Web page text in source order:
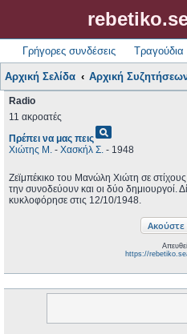
Γρήγορες συνδέσεις Τραγούδια
Αρχική Σελίδα Αρχική
Radio
11 ακροατές
Πρέπει να μας πειςpageview
Χιώτης Μ. - Χασκήλ Σ. - 1948
Ζεϊμπέκικο του Μανώλη Χιώτη σε
την συνοδεύουν και οι δύο
κυκλοφόρησε στις 12/10/1948.
https://